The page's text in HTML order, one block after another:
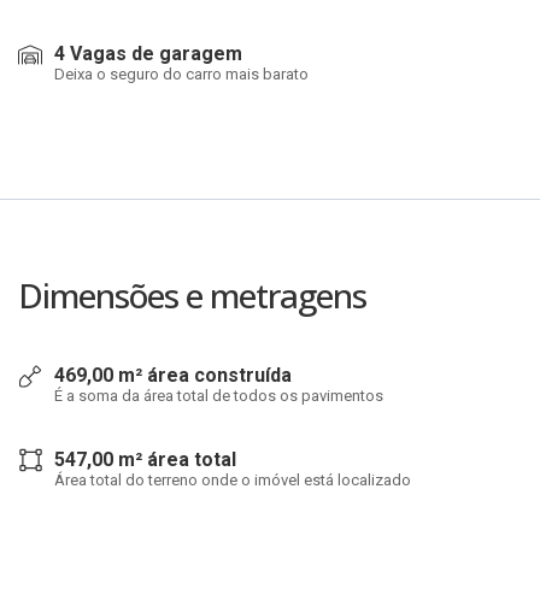
4 Vagas de garagem
Deixa o seguro do carro mais barato
Dimensões e metragens
469,00 m² área construída
É a soma da área total de todos os pavimentos
547,00 m² área total
Área total do terreno onde o imóvel está localizado